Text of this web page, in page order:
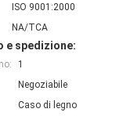
ISO 9001:2000
NA/TCA
e spedizione:
1
Negoziabile
Caso di legno